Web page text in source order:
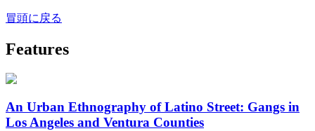
冒頭に戻る
Features
An Urban Ethnography of Latino Street: Gangs in
Los Angeles and Ventura Counties